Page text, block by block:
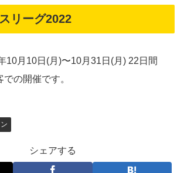
リーグ2022
10月10日(月)〜10月31日(月) 22日間
の開催です。
シェアする